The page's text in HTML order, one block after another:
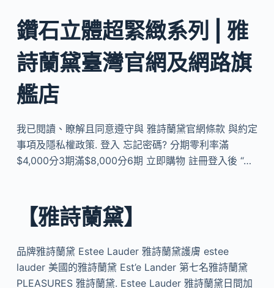
鑽石立體超緊緻系列 | 雅
詩蘭黛臺灣官網及網路旗
艦店
我已閱讀、瞭解且同意遵守與 雅詩蘭黛官網條款 與約定
事項及隱私權政策. 登入 忘記密碼? 分期零利率滿
$4,000分3期滿$8,000分6期 立即購物 註冊登入後 “…
【雅詩蘭黛】
品牌雅詩蘭黛 Estee Lauder 雅詩蘭黛護膚 estee
lauder 美國的雅詩蘭黛 Est’e Lander 第七名雅詩蘭黛
PLEASURES 雅詩蘭黛. Estee Lauder 雅詩蘭黛日間加